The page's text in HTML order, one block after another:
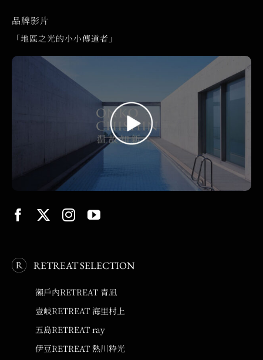
品牌影片
「地區之光的小小傳道者」
RETREAT SELECTION
瀨戶內RETREAT 青凪
壹岐RETREAT 海里村上
五島RETREAT ray
伊豆RETREAT 熱川粋光